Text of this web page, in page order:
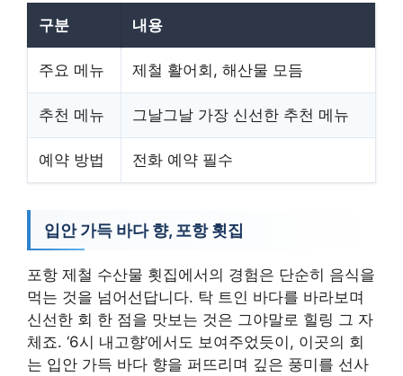
구분 내용
주요 메뉴 제철 활어회, 해산물 모듬
추천 메뉴 그날그날 가장 신선한 추천 메뉴
예약 방법 전화 예약 필수
입안 가득 바다 향, 포항 횟집
포항 제철 수산물 횟집에서의 경험은 단순히 음식을
먹는 것을 넘어선답니다. 탁 트인 바다를 바라보며
신선한 회 한 점을 맛보는 것은 그야말로 힐링 그 자
체죠. ‘6시 내고향’에서도 보여주었듯이, 이곳의 회
는 입안 가득 바다 향을 퍼뜨리며 깊은 풍미를 선사